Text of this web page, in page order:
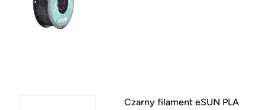
Czarny filament eSUN PLA